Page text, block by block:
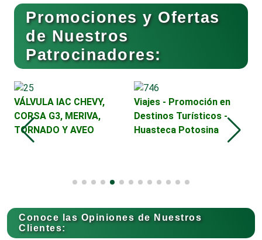
Almacenaje
Alquiler de Autos
Alquiler de Equipos para Fiestas
Alquiler de Trajes de Etiqueta
Alta Costura
Promociones y Ofertas
de Nuestros
Patrocinadores:
VÁLVULA IAC CHEVY,
CORSA G3, MERIVA,
TORNADO Y AVEO
Viajes - Promoción en
Destinos Turísticos -
Huasteca Potosina
Conoce las Opiniones de Nuestros
Clientes: